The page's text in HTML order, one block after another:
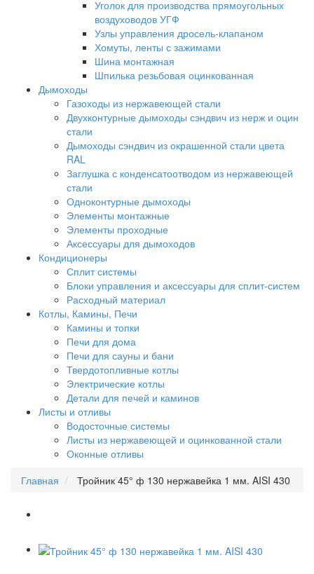
Уголок для производства прямоугольных
воздуховодов УГФ
Узлы управления дросель-клапаном
Хомуты, ленты с зажимами
Шина монтажная
Шпилька резьбовая оцинкованная
Дымоходы
Газоходы из нержавеющей стали
Двухконтурные дымоходы сэндвич из нерж и оцин
стали
Дымоходы сэндвич из окрашенной стали цвета
RAL
Заглушка с конденсатоотводом из нержавеющей
стали
Одноконтурные дымоходы
Элементы монтажные
Элементы проходные
Аксессуары для дымоходов
Кондиционеры
Сплит системы
Блоки управления и аксессуары для сплит-систем
Расходный материал
Котлы, Камины, Печи
Камины и топки
Печи для дома
Печи для сауны и бани
Твердотопливные котлы
Электрические котлы
Детали для печей и каминов
Листы и отливы
Водосточные системы
Листы из нержавеющей и оцинкованной стали
Оконные отливы
Главная
Тройник 45° ф 130 нержавейка 1 мм. AISI 430